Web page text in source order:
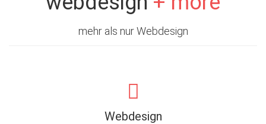
mehr als nur Webdesign
Webdesign